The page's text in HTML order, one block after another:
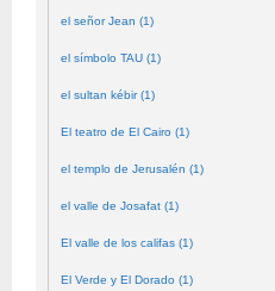
el señor Jean (1)
el símbolo TAU (1)
el sultan kébir (1)
El teatro de El Cairo (1)
el templo de Jerusalén (1)
el valle de Josafat (1)
El valle de los califas (1)
El Verde y El Dorado (1)